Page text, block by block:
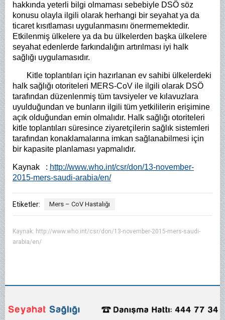
hakkında yeterli bilgi olmaması sebebiyle DSÖ söz
konusu olayla ilgili olarak herhangi bir seyahat ya da
ticaret kısıtlaması uygulanmasını önermemektedir.
Etkilenmiş ülkelere ya da bu ülkelerden başka ülkelere
seyahat edenlerde farkındalığın artırılması iyi halk
sağlığı uygulamasıdır.
Kitle toplantıları için hazırlanan ev sahibi ülkelerdeki
halk sağlığı otoriteleri MERS-CoV ile ilgili olarak DSÖ
tarafından düzenlenmiş tüm tavsiyeler ve kılavuzlara
uyulduğundan ve bunların ilgili tüm yetkililerin erişimine
açık olduğundan emin olmalıdır. Halk sağlığı otoriteleri
kitle toplantıları süresince ziyaretçilerin sağlık sistemleri
tarafından konaklamalarına imkan sağlanabilmesi için
bir kapasite planlaması yapmalıdır.
Kaynak : http://www.who.int/csr/don/13-november-
2015-mers-saudi-arabia/en/
Etiketler: Mers – CoV Hastalığı
Kaynak: http://www.who.int/csr/don/13-november-2015-mers-saudi-
arabia/en/